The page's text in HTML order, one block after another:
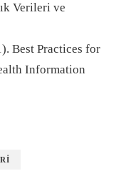
Verileri ve
Best Practices for
Information